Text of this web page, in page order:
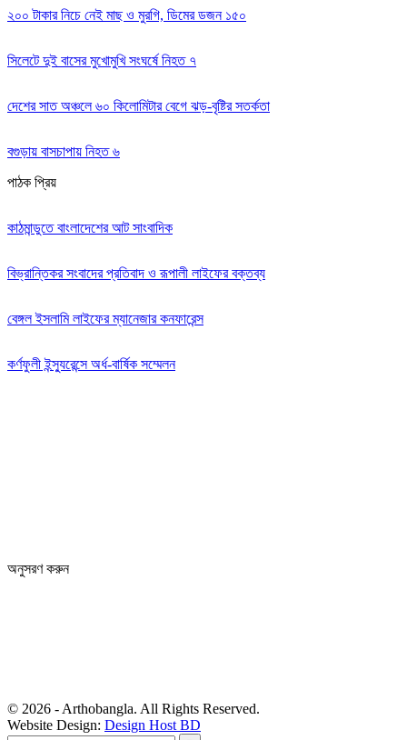
২০০ টাকার নিচে নেই মাছ ও মুরগি, ডিমের ডজন ১৫০
সিলেটে দুই বাসের মুখোমুখি সংঘর্ষে নিহত ৭
দেশের সাত অঞ্চলে ৬০ কিলোমিটার বেগে ঝড়-বৃষ্টির সতর্কতা
বগুড়ায় বাসচাপায় নিহত ৬
পাঠক প্রিয়
কাঠমান্ডুতে বাংলাদেশের আট সাংবাদিক
বিভ্রান্তিকর সংবাদের প্রতিবাদ ও রূপালী লাইফের বক্তব্য
বেঙ্গল ইসলামি লাইফের ম্যানেজার কনফারেন্স
কর্ণফুলী ইন্স্যুরেন্সে অর্ধ-বার্ষিক সম্মেলন
অনুসরণ করুন
© 2026 - Arthobangla. All Rights Reserved.
Website Design: Design Host BD